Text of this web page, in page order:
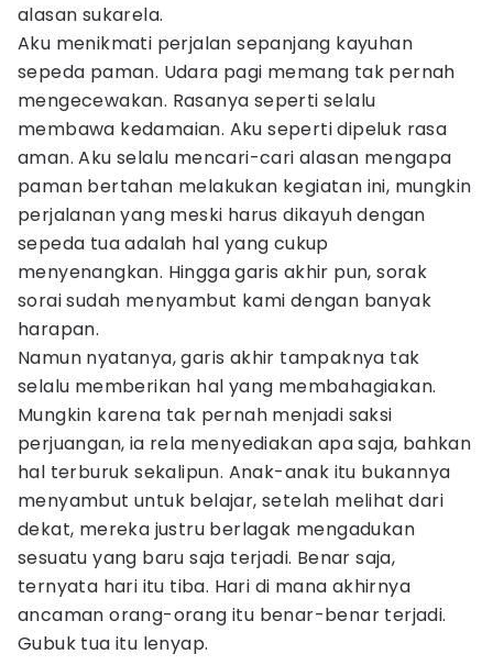
alasan sukarela.
Aku menikmati perjalan sepanjang kayuhan
sepeda paman. Udara pagi memang tak pernah
mengecewakan. Rasanya seperti selalu
membawa kedamaian. Aku seperti dipeluk rasa
aman. Aku selalu mencari-cari alasan mengapa
paman bertahan melakukan kegiatan ini, mungkin
perjalanan yang meski harus dikayuh dengan
sepeda tua adalah hal yang cukup
menyenangkan. Hingga garis akhir pun, sorak
sorai sudah menyambut kami dengan banyak
harapan.
Namun nyatanya, garis akhir tampaknya tak
selalu memberikan hal yang membahagiakan.
Mungkin karena tak pernah menjadi saksi
perjuangan, ia rela menyediakan apa saja, bahkan
hal terburuk sekalipun. Anak-anak itu bukannya
menyambut untuk belajar, setelah melihat dari
dekat, mereka justru berlagak mengadukan
sesuatu yang baru saja terjadi. Benar saja,
ternyata hari itu tiba. Hari di mana akhirnya
ancaman orang-orang itu benar-benar terjadi.
Gubuk tua itu lenyap.